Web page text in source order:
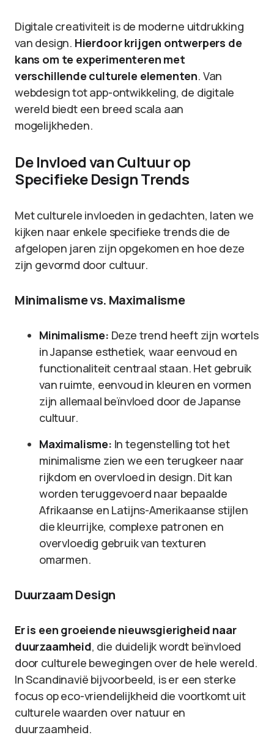
Digitale creativiteit is de moderne uitdrukking
van design. Hierdoor krijgen ontwerpers de
kans om te experimenteren met
verschillende culturele elementen. Van
webdesign tot app-ontwikkeling, de digitale
wereld biedt een breed scala aan
mogelijkheden.
De Invloed van Cultuur op
Specifieke Design Trends
Met culturele invloeden in gedachten, laten we
kijken naar enkele specifieke trends die de
afgelopen jaren zijn opgekomen en hoe deze
zijn gevormd door cultuur.
Minimalisme vs. Maximalisme
Minimalisme: Deze trend heeft zijn wortels
in Japanse esthetiek, waar eenvoud en
functionaliteit centraal staan. Het gebruik
van ruimte, eenvoud in kleuren en vormen
zijn allemaal beïnvloed door de Japanse
cultuur.
Maximalisme: In tegenstelling tot het
minimalisme zien we een terugkeer naar
rijkdom en overvloed in design. Dit kan
worden teruggevoerd naar bepaalde
Afrikaanse en Latijns-Amerikaanse stijlen
die kleurrijke, complexe patronen en
overvloedig gebruik van texturen
omarmen.
Duurzaam Design
Er is een groeiende nieuwsgierigheid naar
duurzaamheid, die duidelijk wordt beïnvloed
door culturele bewegingen over de hele wereld.
In Scandinavië bijvoorbeeld, is er een sterke
focus op eco-vriendelijkheid die voortkomt uit
culturele waarden over natuur en
duurzaamheid.